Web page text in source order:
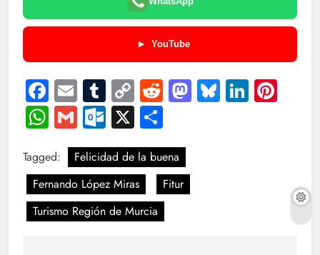
YouTube
Facebook
EmailTumblr
Copy
Link
RedditMastodon
Bluesky
WhatsApp
GmailOutlook.com
X
Tagged:
Felicidad de la buena
Fernando López Miras
Fitur
Turismo Región de Murcia